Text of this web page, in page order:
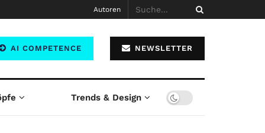
Autoren
AI COMPETENCE NEWSLETTER
Trends & Design